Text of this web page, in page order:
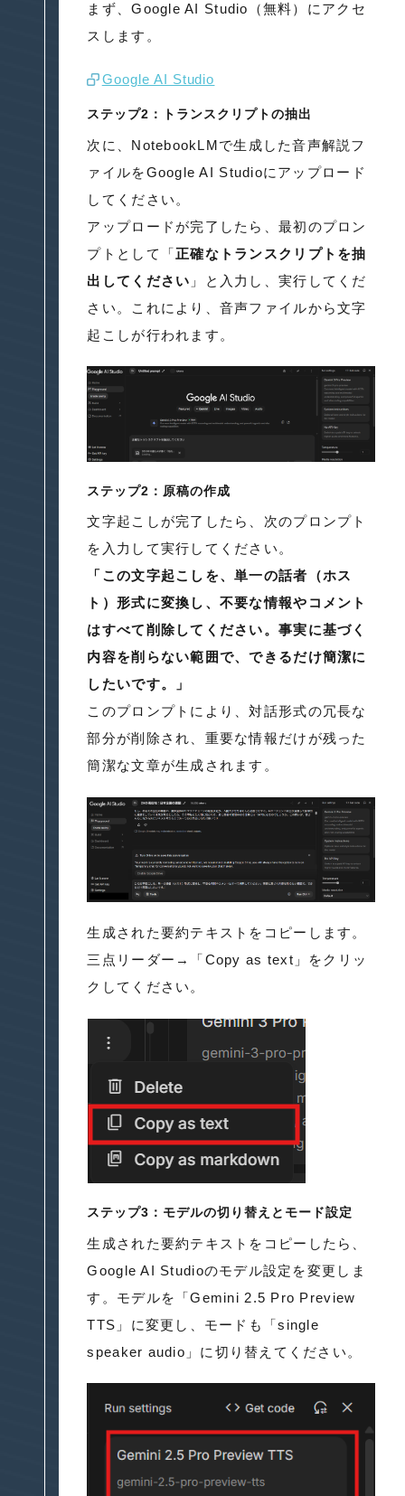
まず、Google AI Studio（無料）にアクセ
スします。
Google AI Studio
ステップ2：トランスクリプトの抽出
次に、NotebookLMで生成した音声解説フ
ァイルをGoogle AI Studioにアップロード
してください。
アップロードが完了したら、最初のプロン
プトとして「正確なトランスクリプトを抽
出してください 」と入力し、実行してくだ
さい。これにより、音声ファイルから文字
起こしが行われます。
ステップ2：原稿の作成
文字起こしが完了したら、次のプロンプト
を入力して実行してください。
「この文字起こしを、単一の話者（ホス
ト）形式に変換し、不要な情報やコメント
はすべて削除してください。事実に基づく
内容を削らない範囲で、できるだけ簡潔に
したいです。」
このプロンプトにより、対話形式の冗長な
部分が削除され、重要な情報だけが残った
簡潔な文章が生成されます。
生成された要約テキストをコピーします。
三点リーダー→「Copy as text」をクリッ
クしてください。
ステップ3：モデルの切り替えとモード設定
生成された要約テキストをコピーしたら、
Google AI Studioのモデル設定を変更しま
す。モデルを「Gemini 2.5 Pro Preview
TTS」に変更し、モードも「single
speaker audio」に切り替えてください。